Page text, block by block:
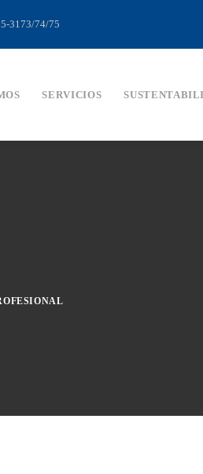
3173/74/75
SERVICIOS